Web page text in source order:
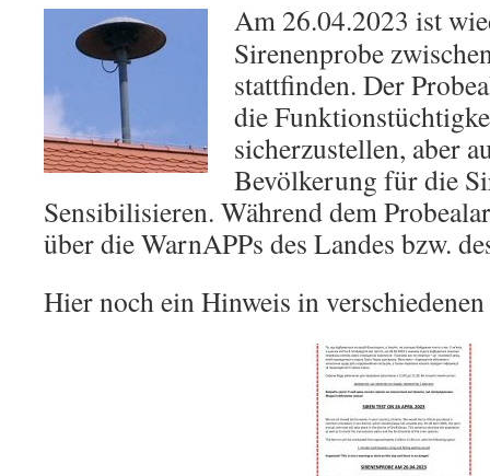
Am 26.04.2023 ist
Sirenenprobe
stattfinden. Der
die
sicherzustellen, aber
Bevölkerung für die
Sensibilisieren. Während dem
über die WarnAPPs des Landes bzw.
Hier noch ein Hinweis in